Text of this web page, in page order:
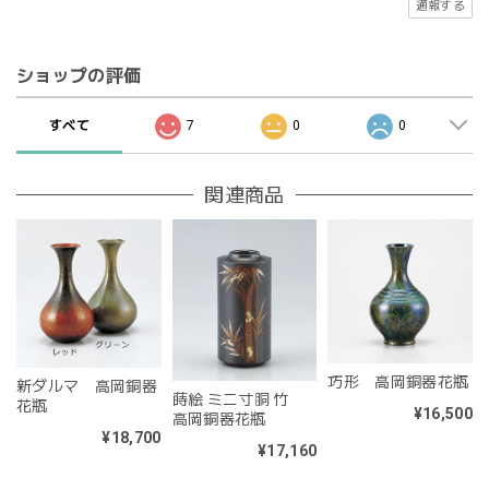
通報する
ショップの評価
すべて 7 0 0
関連商品
新ダルマ 高岡銅器
花瓶
¥18,700
蒔絵 ミニ寸胴 竹
高岡銅器花瓶
¥17,160
巧形 高岡銅器花瓶
¥16,500